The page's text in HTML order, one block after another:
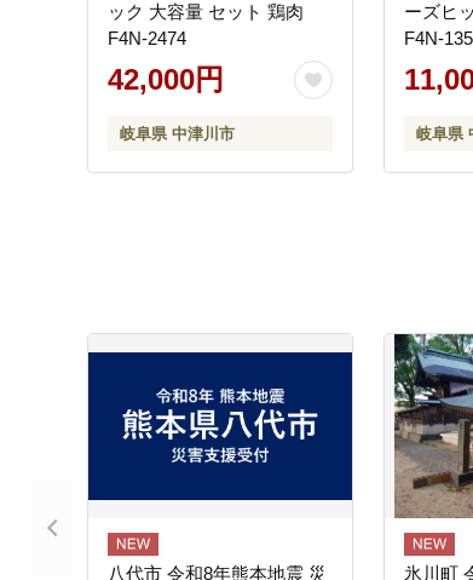
ック 大容量 セット 鶏肉
F4N-2474
42,000円
岐阜県 中津川市
ーズヒ
F4N-
岐阜県
八代市 令和8年熊本地震 災
氷川町